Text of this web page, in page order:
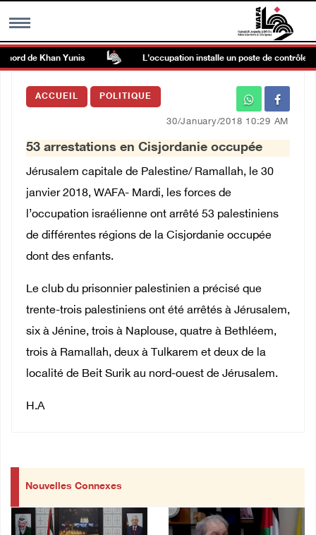
MENU
Galerie d’images
Centre palestinien
العربية
de Khan Yunis L’occupation installe un poste de contrôle
ACCUEIL POLITIQUE
30/January/2018 10:29 AM
53 arrestations en Cisjordanie occupée
Jérusalem capitale de Palestine/ Ramallah, le 30
janvier 2018, WAFA- Mardi, les forces de
l’occupation israélienne ont arrêté 53 palestiniens
de différentes régions de la Cisjordanie occupée
dont des enfants.
Le club du prisonnier palestinien a précisé que
trente-trois palestiniens ont été arrêtés à Jérusalem,
six à Jénine, trois à Naplouse, quatre à Bethléem,
trois à Ramallah, deux à Tulkarem et deux de la
localité de Beit Surik au nord-ouest de Jérusalem.
H.A
Nouvelles Connexes